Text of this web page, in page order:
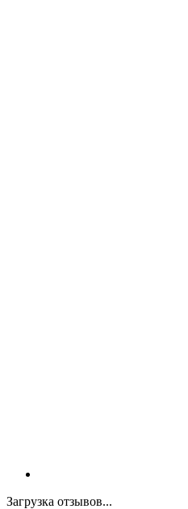
Загрузка отзывов...